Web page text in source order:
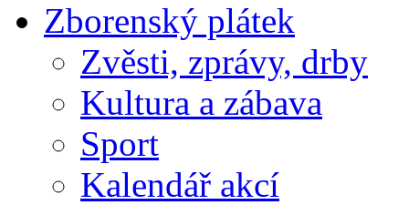
Zborenský plátek
Zvěsti, zprávy, drby
Kultura a zábava
Sport
Kalendář akcí